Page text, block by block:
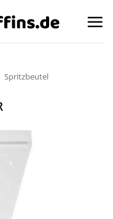
Spritzbeutel